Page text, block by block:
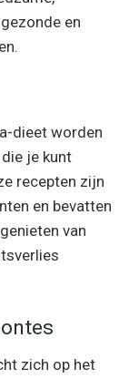
en
dieet worden
je kunt
recepten zijn
en bevatten
van
zich op het